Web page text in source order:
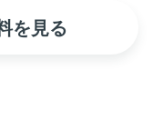
を見る